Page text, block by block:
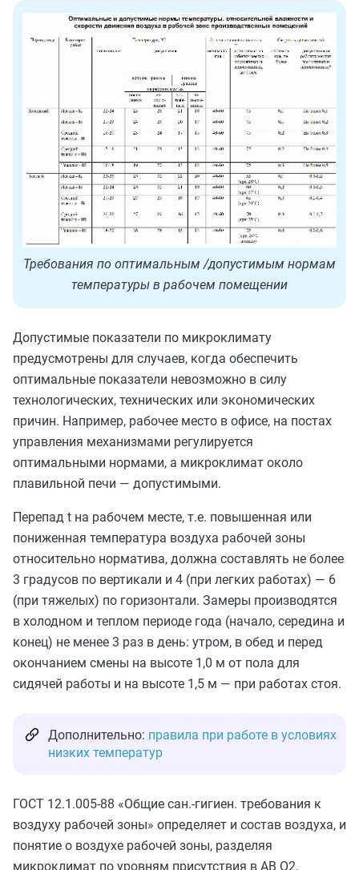
Требования по оптимальным /допустимым нормам
температуры в рабочем помещении
Допустимые показатели по микроклимату
предусмотрены для случаев, когда обеспечить
оптимальные показатели невозможно в силу
технологических, технических или экономических
причин. Например, рабочее место в офисе, на постах
управления механизмами регулируется
оптимальными нормами, а микроклимат около
плавильной печи — допустимыми.
Перепад t на рабочем месте, т.е. повышенная или
пониженная температура воздуха рабочей зоны
относительно норматива, должна составлять не более
3 градусов по вертикали и 4 (при легких работах) — 6
(при тяжелых) по горизонтали. Замеры производятся
в холодном и теплом периоде года (начало, середина и
конец) не менее 3 раз в день: утром, в обед и перед
окончанием смены на высоте 1,0 м от пола для
сидячей работы и на высоте 1,5 м — при работах стоя.
Дополнительно: правила при работе в условиях
низких температур
ГОСТ 12.1.005-88 «Общие сан.-гигиен. требования к
воздуху рабочей зоны» определяет и состав воздуха, и
понятие о воздухе рабочей зоны, разделяя
микроклимат по уровням присутствия в АВ O2.